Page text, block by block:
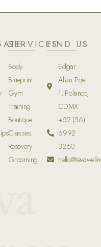
SERVICES
Body
Blueprint
Gym
Training
Boutique
Classes
Recovery
Grooming
FIND US
Edgar
Allan Poe
1, Polanco,
CDMX
+52 (56)
6992
3260